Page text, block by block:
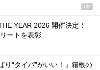
PR
YEAR 2026 開催決定！
ートを表彰
り“タイパ”がいい！」箱根の